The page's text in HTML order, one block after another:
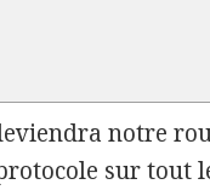
notre
sur tout